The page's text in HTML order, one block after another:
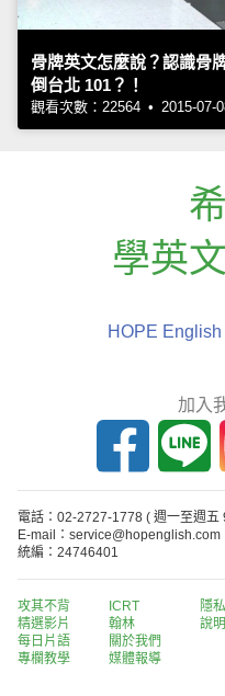
骨牌英文怎麼說？認識骨
倒台北 101？！
觀看次數：22564 • 2015-07-
學英
HOPE
加入
電話：02-2727-1778 ( 週一至週五
E-mail：service@hopenglish.com
統編：24746401
攻其不背
精選影片
每日片語
專欄教學
ICRT
翰林
關於我們
媒體報導
隱
說